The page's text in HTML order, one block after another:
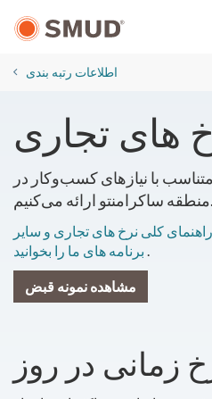
اصلیاطلاعات رتبه بندی
های تجاری
با نیازهای کسب‌وکار در
منطقه ساکرامنتو ارائه می‌کنیم.
راهنمای کلی نرخ های تجاری و سایر
برنامه های ما را بخوانید .
مشاهده نمونه قبض
زمانی در روز